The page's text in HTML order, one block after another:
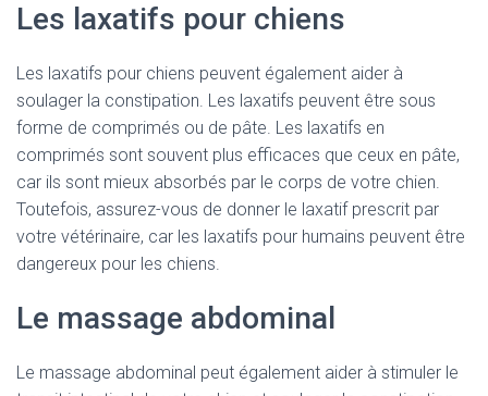
Les laxatifs pour chiens
Les laxatifs pour chiens peuvent également aider à
soulager la constipation. Les laxatifs peuvent être sous
forme de comprimés ou de pâte. Les laxatifs en
comprimés sont souvent plus efficaces que ceux en pâte,
car ils sont mieux absorbés par le corps de votre chien.
Toutefois, assurez-vous de donner le laxatif prescrit par
votre vétérinaire, car les laxatifs pour humains peuvent être
dangereux pour les chiens.
Le massage abdominal
Le massage abdominal peut également aider à stimuler le